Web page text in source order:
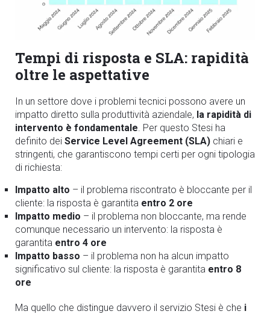
Tempi di risposta e SLA: rapidità
oltre le aspettative
In un settore dove i problemi tecnici possono avere un
impatto diretto sulla produttività aziendale, la rapidità di
intervento è fondamentale . Per questo Stesi ha
definito dei Service Level Agreement (SLA) chiari e
stringenti, che garantiscono tempi certi per ogni tipologia
di richiesta:
Impatto alto – il problema riscontrato è bloccante per il
cliente: la risposta è garantita entro 2 ore
Impatto medio – il problema non bloccante, ma rende
comunque necessario un intervento: la risposta è
garantita entro 4 ore
Impatto basso – il problema non ha alcun impatto
significativo sul cliente: la risposta è garantita entro 8
ore
Ma quello che distingue davvero il servizio Stesi è che i